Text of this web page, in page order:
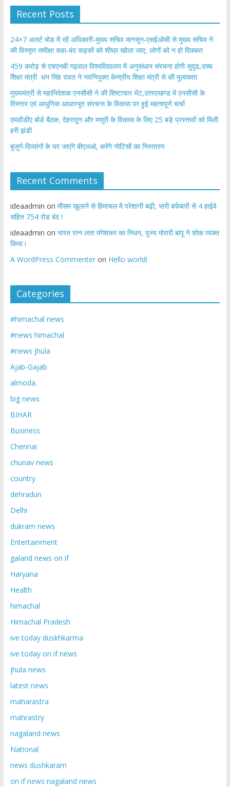
Recent Posts
24×7 अलर्ट मोड में रहें अधिकारी-मुख्य सचिव मानसून-एसईओसी से मुख्य सचिव ने
की विस्तृत समीक्षा कहा-बंद सड़कों को शीघ्र खोला जाए, लोगों को न हो दिक्कत
459 करोड़ से एचएनबी गढ़वाल विश्वविद्यालय में अनुसंधान संरचना होगी सुदृढ,उच्च
शिक्षा मंत्री धन सिंह रावत ने नवनियुक्त केन्द्रीय शिक्षा मंत्री से की मुलाकात
मुख्यमंत्री से महानिदेशक एनसीसी ने की शिष्टाचार भेंट,उत्तराखण्ड में एनसीसी के
विस्तार एवं आधुनिक आधारभूत संरचना के विकास पर हुई महत्वपूर्ण चर्चा
एमडीडीए बोर्ड बैठक, देहरादून और मसूरी के विकास के लिए 25 बड़े प्रस्तावों को मिली
हरी झंडी
बुजुर्ग-दिव्यांगों के घर जाएंगे बीएलओ, करेंगे नोटिसों का निस्तारण
Recent Comments
ideaadmin on मौसम खुलाने से हिमाचल मे परेशानी बढ़ी, भारी बर्फबारी से 4 हाईवे
सहित 754 रोड बंद !
ideaadmin on भारत रत्न लता मंगेशकर का निधन, पूज्य मोरारी बापू ने शोक व्यक्त
किया।
A WordPress Commenteron Hello world!
Categories
#himachal news
#news himachal
#news jhula
Ajab-Gajab
almoda.
big news
BIHAR
Business
Chennai
chunav news
country
dehradun
Delhi
dukram news
Entertainment
galand news on if
Haryana
Health
himachal
Himachal Pradesh
ive today duskhkarma
ive today on if news
jhula news
latest news
maharastra
mahrastry
nagaland news
National
news dushkaram
on if news nagaland news